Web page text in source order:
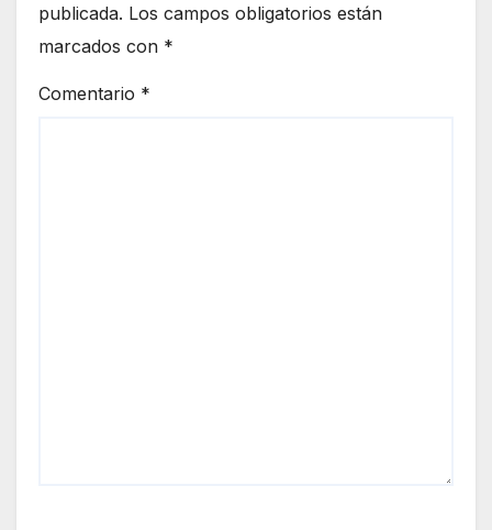
publicada. Los campos obligatorios están
marcados con *
Comentario *